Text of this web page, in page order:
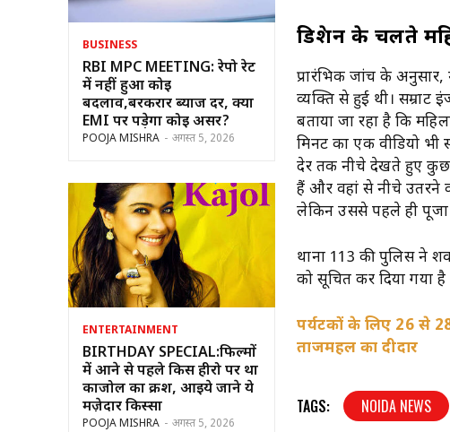
BUSINESS
RBI MPC MEETING: रेपो रेट
में नहीं हुआ कोई
बदलाव,बरकरार ब्याज दर, क्या
EMI पर पड़ेगा कोई असर?
POOJA MISHRA - अगस्त 5, 2026
ENTERTAINMENT
BIRTHDAY SPECIAL:फिल्मों
में आने से पहले किस हीरो पर था
काजोल का क्रश, आइये जाने ये
मज़ेदार किस्सा
POOJA MISHRA - अगस्त 5, 2026
डिप्रेशन के चलते
प्रारंभिक जांच के
व्यक्ति से हुई थी। सम्राट
बताया जा रहा है कि
मिनट का एक वीडियो
देर तक नीचे देखते हुए कुछ
हैं और वहां से नीचे उतरने
लेकिन उससे पहले ही
थाना 113 की पुलिस ने
को सूचित कर दिया गया
पर्यटकों के लिए 26 से
ताजमहल का दीदार
TAGS: NOIDA NEWS